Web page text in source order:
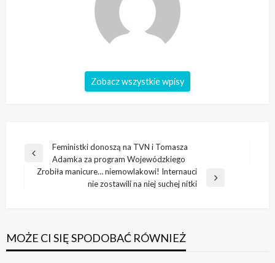
Zobacz wszystkie wpisy
Nawigacja
wpisu
Poprzedni
wpis
Feministki donoszą na TVN i Tomasza
Adamka za program Wojewódzkiego
Zrobiła manicure… niemowlakowi! Internauci
nie zostawili na niej suchej nitki
MOŻE CI SIĘ SPODOBAĆ RÓWNIEŻ